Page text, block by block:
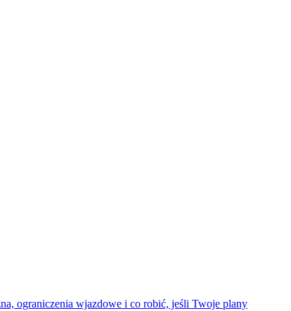
ograniczenia wjazdowe i co robić, jeśli Twoje plany